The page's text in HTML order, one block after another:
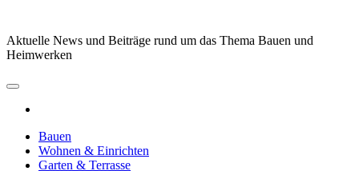
springen
Aktuelle News und Beiträge rund um das Thema Bauen und
Heimwerken
Bauen
Wohnen & Einrichten
Garten & Terrasse